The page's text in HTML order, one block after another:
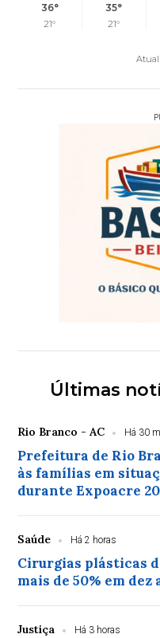
36°
21°
35°
21°
Últimas
Rio Branco - AC Há 30
Prefeitura de Rio
às famílias em
durante Expoacre
Saúde Há 2 horas
Cirurgias plásticas
mais de 50% em dez
Justiça Há 3 horas